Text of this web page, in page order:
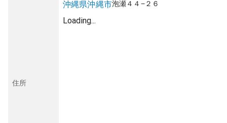
住所
沖縄県沖縄市泡瀬４４−２６
Loading...